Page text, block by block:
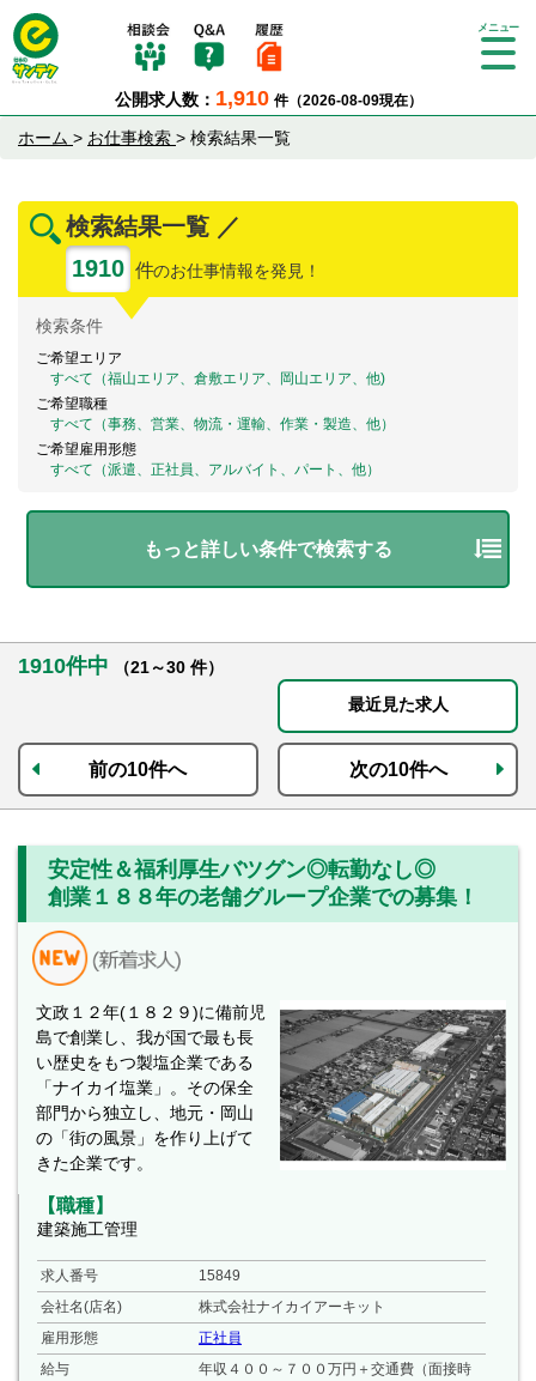
公開求人数： 1,910 件（2026-08-09現在）
Tog
ホーム > お仕事検索 > 検索結果一覧
検索結果一覧 ／
1910 件のお仕事情報を発見！
検索条件
ご希望エリア
すべて（福山エリア、倉敷エリア、岡山エリア、他)
ご希望職種
すべて（事務、営業、物流・運輸、作業・製造、他）
ご希望雇用形態
すべて（派遣、正社員、アルバイト、パート、他）
もっと詳しい条件で検索する
1910件中
（21～30 件）
最近見た求人
前の10件へ 次の10件へ
安定性＆福利厚生バツグン◎転勤なし◎
創業１８８年の老舗グループ企業での募集！
文政１２年(１８２９)に備前児
島で創業し、我が国で最も長
い歴史をもつ製塩企業である
「ナイカイ塩業」。その保全
部門から独立し、地元・岡山
の「街の風景」を作り上げて
きた企業です。
【職種】
建築施工管理
求人番号
15849
会社名(店名)
株式会社ナイカイアーキット
雇用形態
正社員
給与
年収４００～７００万円＋交通費（面接時